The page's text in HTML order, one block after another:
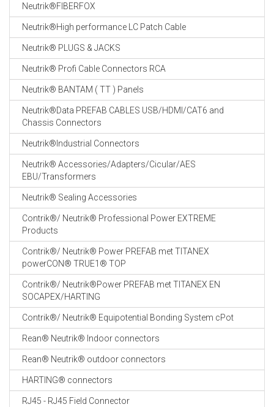
GE-ASSEMBLEERDE
19" RACKS
EN
TOEBEHOREN
CABLE EQUIPEMENTS
Neutrik®FIBERFOX
Neutrik®High performance LC Patch Cable
Neutrik® PLUGS & JACKS
Neutrik® Profi Cable Connectors RCA
Neutrik® BANTAM ( TT ) Panels
Neutrik®Data PREFAB CABLES USB/HDMI/CAT6 and
Chassis Connectors
Neutrik®Industrial Connectors
Neutrik® Accessories/Adapters/Cicular/AES
EBU/Transformers
Neutrik® Sealing Accessories
Contrik®/ Neutrik® Professional Power EXTREME
Products
Contrik®/ Neutrik® Power PREFAB met TITANEX
powerCON® TRUE1® TOP
Contrik®/ Neutrik®Power PREFAB met TITANEX EN
SOCAPEX/HARTING
Contrik®/ Neutrik® Equipotential Bonding System cPot
Rean® Neutrik® Indoor connectors
Rean® Neutrik® outdoor connectors
HARTING® connectors
RJ45 - RJ45 Field Connector